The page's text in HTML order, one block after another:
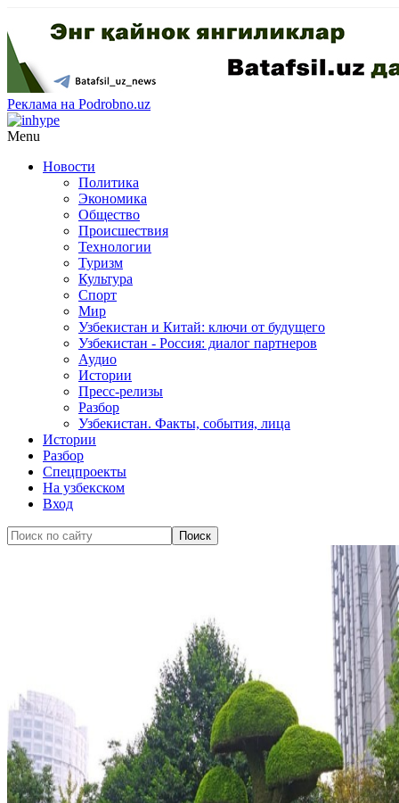
Реклама на Podrobno.uz
Menu
Новости
Политика
Экономика
Общество
Происшествия
Технологии
Туризм
Культура
Спорт
Мир
Узбекистан и Китай: ключи от будущего
Узбекистан - Россия: диалог партнеров
Аудио
Истории
Пресс-релизы
Разбор
Узбекистан. Факты, события, лица
Истории
Разбор
Спецпроекты
На узбекском
Вход